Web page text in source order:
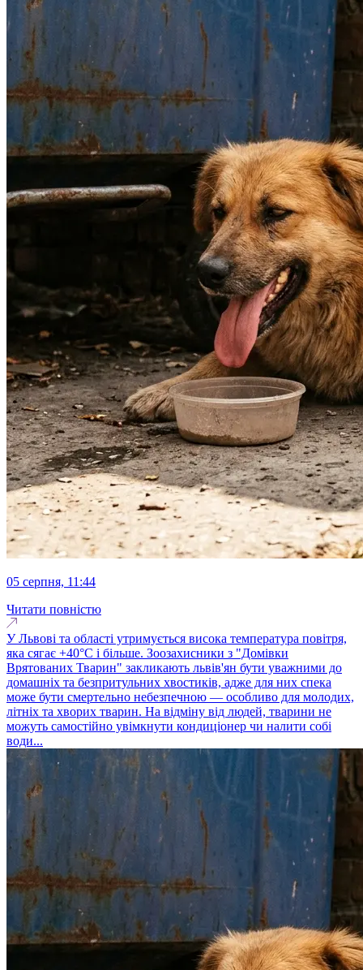
05 серпня, 11:44
Читати повністю
У Львові та області утримується висока температура повітря,
яка сягає +40°C і більше. Зоозахисники з "Домівки
Врятованих Тварин" закликають львів'ян бути уважними до
домашніх та безпритульних хвостиків, адже для них спека
може бути смертельно небезпечною — особливо для молодих,
літніх та хворих тварин. На відміну від людей, тварини не
можуть самостійно увімкнути кондиціонер чи налити собі
води...